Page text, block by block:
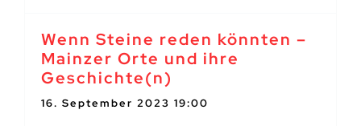
Wenn Steine reden könnten –
Mainzer Orte und ihre
Geschichte(n)
16. September 2023 19:00